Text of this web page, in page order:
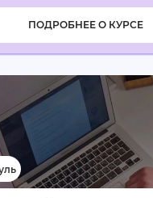
ПОДРОБНЕЕ О КУРСЕ